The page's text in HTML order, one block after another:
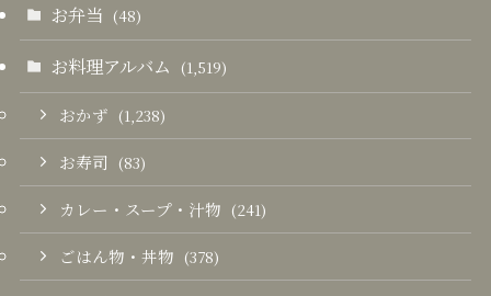
お弁当 (48)
お料理アルバム (1,519)
おかず (1,238)
お寿司 (83)
カレー・スープ・汁物 (241)
ごはん物・丼物 (378)